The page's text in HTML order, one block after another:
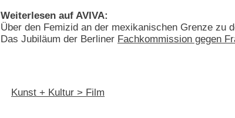
Weiterlesen auf AVIVA:
Über den Femizid an der mexikanischen Grenze zu
Das Jubiläum der Berliner Fachkommission gegen
Kunst + Kultur > Film